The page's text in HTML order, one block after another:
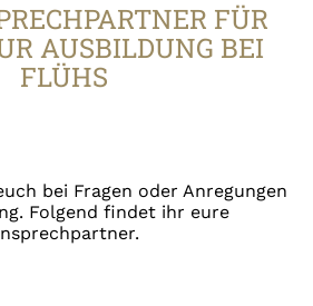
FÜR
AUSBILDUNG BEI
FLÜHS
bei Fragen oder Anregungen
Folgend findet ihr eure